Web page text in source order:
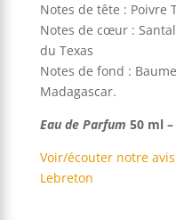
Notes de tête : Poivre
Notes de cœur :
du Texas
Notes de fond :
Madagascar.
Eau de Parfum 50 ml –
Voir/écouter notre
Lebreton